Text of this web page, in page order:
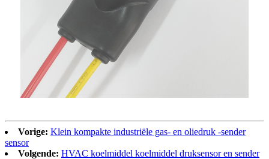
Vorige: Klein kompakte industriële gas- en oliedruk -sender
sensor
Volgende: HVAC koelmiddel koelmiddel druksensor en sender